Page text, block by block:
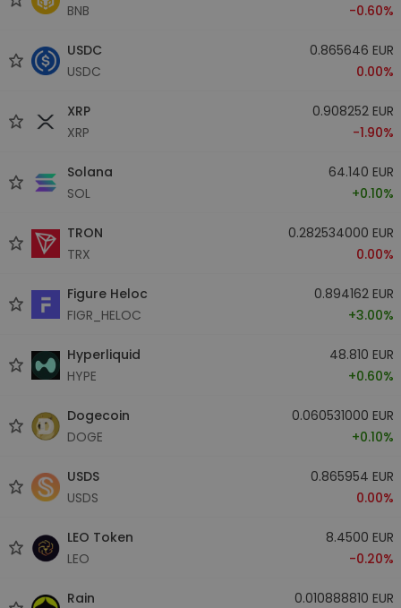
BNB
-0.60%
USDC
USDC
0.865646 EUR
0.00%
XRP
XRP
0.908252 EUR
-1.90%
Solana
SOL
64.140 EUR
+0.10%
TRON
TRX
0.282534000 EUR
0.00%
Figure Heloc
FIGR_HELOC
0.894162 EUR
+3.00%
Hyperliquid
HYPE
48.810 EUR
+0.60%
Dogecoin
DOGE
0.060531000 EUR
+0.10%
USDS
USDS
0.865954 EUR
0.00%
LEO Token
LEO
8.4500 EUR
-0.20%
Rain
0.010888810 EUR